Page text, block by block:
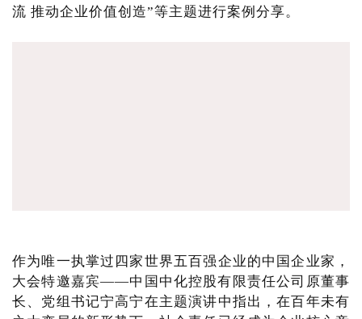
流 推动企业价值创造”等主题进行案例分享。
作为唯一执掌过四家世界五百强企业的中国企业家，
大会特邀嘉宾——中国中化控股有限责任公司原董事
长、党组书记宁高宁在主题演讲中指出，在百年未有